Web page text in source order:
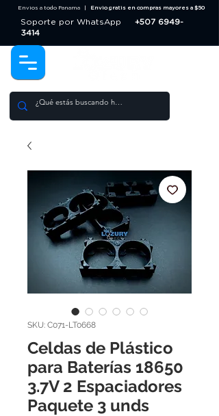
Envios a todo Panama | Envio gratis en compras mayores a $50
Soporte por WhatsApp
+507 6949-
3414
SKU: C071-LT0668
Celdas de Plástico
para Baterías 18650
3.7V 2 Espaciadores
Paquete 3 unds